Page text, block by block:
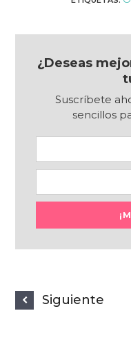
¿Deseas
Suscríbete
sencillos
Siguiente